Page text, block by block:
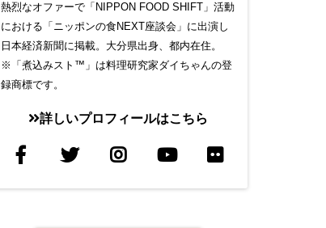
熱烈なオファーで「NIPPON FOOD SHIFT」活動
における「ニッポンの食NEXT座談会」に出演し
日本経済新聞に掲載。大分県出身、都内在住。
※「煮込みスト™」は料理研究家ダイちゃんの登
録商標です。
詳しいプロフィールはこちら